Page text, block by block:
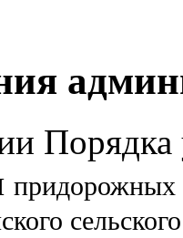
Порядка
придорожных